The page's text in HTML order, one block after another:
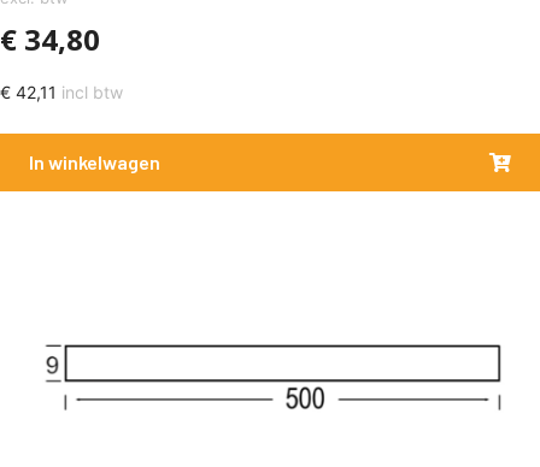
€ 34,80
€ 42,11 incl btw
In winkelwagen